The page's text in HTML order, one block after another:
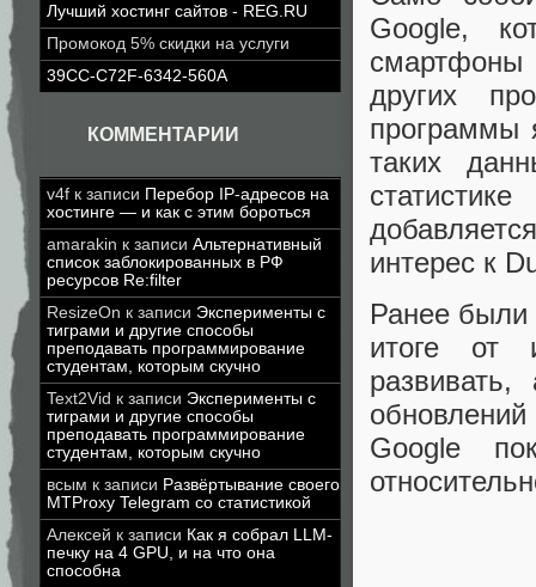
Лучший хостинг сайтов - REG.RU
Промокод 5% скидки на услуги
39CC-C72F-6342-560A
КОММЕНТАРИИ
v4f к записи Перебор IP-адресов на
хостинге — и как с этим бороться
amarakin к записи Альтернативный
список заблокированных в РФ
ресурсов Re:filter
ResizeOn к записи Эксперименты с
тиграми и другие способы
преподавать программирование
студентам, которым скучно
Text2Vid к записи Эксперименты с
тиграми и другие способы
преподавать программирование
студентам, которым скучно
всым к записи Развёртывание своего
MTProxy Telegram со статистикой
Алексей к записи Как я собрал LLM-
печку на 4 GPU, и на что она
способна
Google,
других
программы
таких
интерес к
Ранее были
итоге от
Google